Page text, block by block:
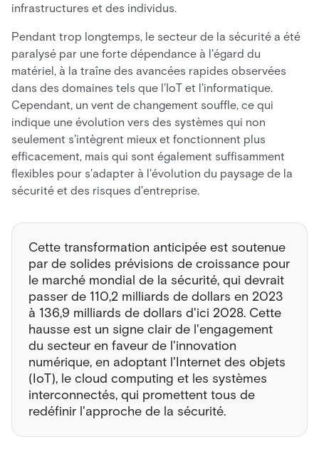
infrastructures et des individus.
Pendant trop longtemps, le secteur de la sécurité a été
paralysé par une forte dépendance à l'égard du
matériel, à la traîne des avancées rapides observées
dans des domaines tels que l'IoT et l'informatique.
Cependant, un vent de changement souffle, ce qui
indique une évolution vers des systèmes qui non
seulement s'intègrent mieux et fonctionnent plus
efficacement, mais qui sont également suffisamment
flexibles pour s'adapter à l'évolution du paysage de la
sécurité et des risques d'entreprise.
Cette transformation anticipée est soutenue
par de solides prévisions de croissance pour
le marché mondial de la sécurité, qui devrait
passer de 110,2 milliards de dollars en 2023
à 136,9 milliards de dollars d'ici 2028. Cette
hausse est un signe clair de l'engagement
du secteur en faveur de l'innovation
numérique, en adoptant l'Internet des objets
(IoT), le cloud computing et les systèmes
interconnectés, qui promettent tous de
redéfinir l'approche de la sécurité.